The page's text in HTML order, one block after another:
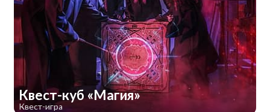
Квест-куб «Магия»
Квест-игра